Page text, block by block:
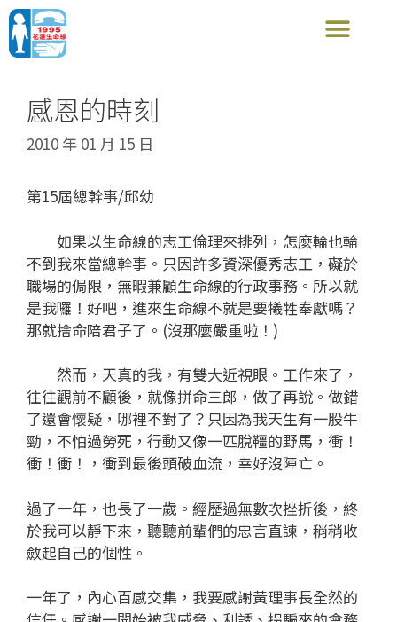
感恩的時刻
2010 年 01 月 15 日
第15屆總幹事/邱幼
如果以生命線的志工倫理來排列，怎麼輪也輪
不到我來當總幹事。只因許多資深優秀志工，礙於
職場的侷限，無暇兼顧生命線的行政事務。所以就
是我囉！好吧，進來生命線不就是要犧牲奉獻嗎？
那就捨命陪君子了。(沒那麼嚴重啦！)
然而，天真的我，有雙大近視眼。工作來了，
往往觀前不顧後，就像拼命三郎，做了再說。做錯
了還會懷疑，哪裡不對了？只因為我天生有一股牛
勁，不怕過勞死，行動又像一匹脫韁的野馬，衝！
衝！衝！，衝到最後頭破血流，幸好沒陣亡。
過了一年，也長了一歲。經歷過無數次挫折後，終
於我可以靜下來，聽聽前輩們的忠言直諫，稍稍收
斂起自己的個性。
一年了，內心百感交集，我要感謝黃理事長全然的